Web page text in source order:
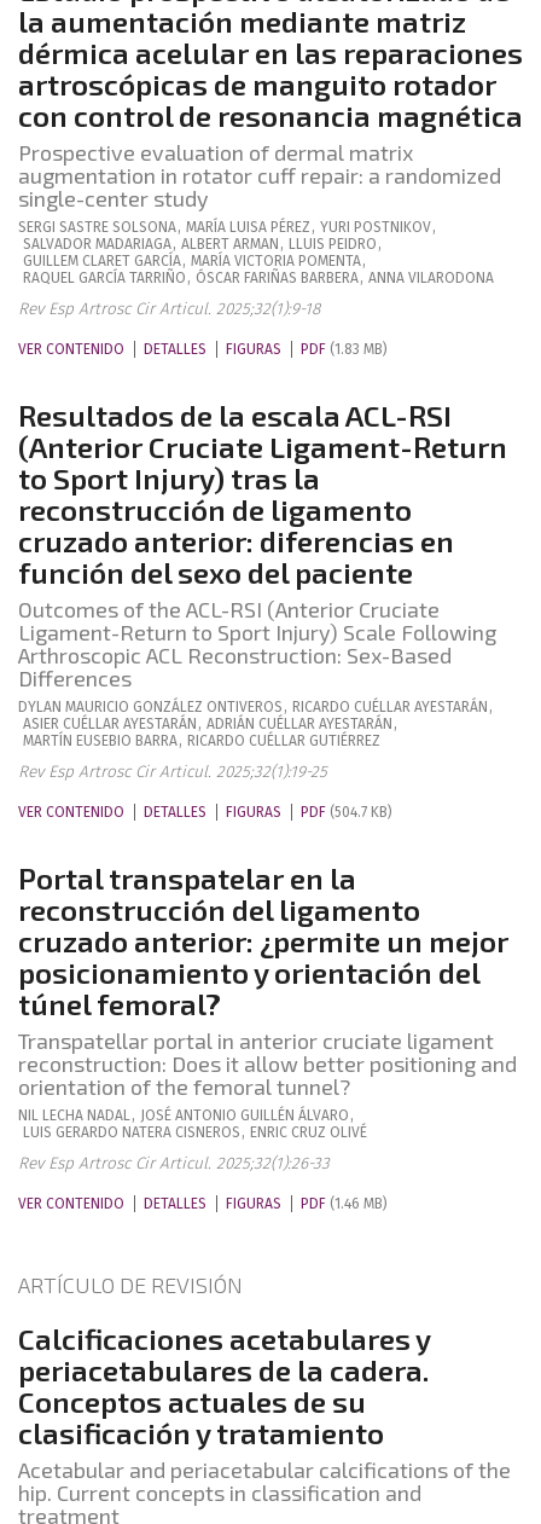
la aumentación mediante matriz
dérmica acelular en las reparaciones
artroscópicas de manguito rotador
con control de resonancia magnética
Prospective evaluation of dermal matrix
augmentation in rotator cuff repair: a randomized
single-center study
SERGI SASTRE SOLSONA, MARÍA LUISA PÉREZ , YURI POSTNIKOV,
SALVADOR MADARIAGA, ALBERT ARMAN , LLUIS PEIDRO ,
GUILLEM CLARET GARCÍA, MARÍA VICTORIA POMENTA,
RAQUEL GARCÍA TARRIÑO , ÓSCAR FARIÑAS BARBERA, ANNA VILARODONA
Rev Esp Artrosc Cir Articul. 2025;32(1):9-18
VER CONTENIDO DETALLES FIGURAS PDF (1.83 MB)
Resultados de la escala ACL-RSI
(Anterior Cruciate Ligament-Return
to Sport Injury) tras la
reconstrucción de ligamento
cruzado anterior: diferencias en
función del sexo del paciente
Outcomes of the ACL-RSI (Anterior Cruciate
Ligament-Return to Sport Injury) Scale Following
Arthroscopic ACL Reconstruction: Sex-Based
Differences
DYLAN MAURICIO GONZÁLEZ ONTIVEROS , RICARDO CUÉLLAR AYESTARÁN ,
ASIER CUÉLLAR AYESTARÁN , ADRIÁN CUÉLLAR AYESTARÁN ,
MARTÍN EUSEBIO BARRA, RICARDO CUÉLLAR GUTIÉRREZ
Rev Esp Artrosc Cir Articul. 2025;32(1):19-25
VER CONTENIDO DETALLES FIGURAS PDF (504.7 KB)
Portal transpatelar en la
reconstrucción del ligamento
cruzado anterior: ¿permite un mejor
posicionamiento y orientación del
túnel femoral?
Transpatellar portal in anterior cruciate ligament
reconstruction: Does it allow better positioning and
orientation of the femoral tunnel?
NIL LECHA NADAL, JOSÉ ANTONIO GUILLÉN ÁLVARO ,
LUIS GERARDO NATERA CISNEROS , ENRIC CRUZ OLIVÉ
Rev Esp Artrosc Cir Articul. 2025;32(1):26-33
VER CONTENIDO DETALLES FIGURAS PDF (1.46 MB)
ARTÍCULO DE REVISIÓN
Calcificaciones acetabulares y
periacetabulares de la cadera.
Conceptos actuales de su
clasificación y tratamiento
Acetabular and periacetabular calcifications of the
hip. Current concepts in classification and
treatment